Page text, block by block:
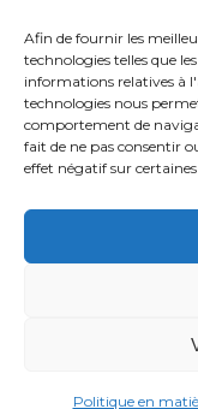
Afin de fournir les
technologies telles que
informations relatives à
technologies nous
comportement de
fait de ne pas consentir
effet négatif sur
Politique en
© 2026